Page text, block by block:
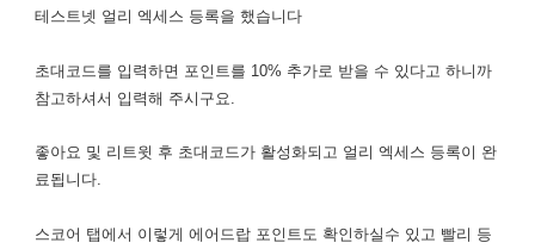
​테스트넷 얼리 엑세스 등록을 했습니다
초대코드를 입력하면 포인트를 10% 추가로 받을 수 있다고 하니까
참고하셔서 입력해 주시구요.
좋아요 및 리트윗 후 초대코드가 활성화되고 얼리 엑세스 등록이 완
료됩니다.
스코어 탭에서 이렇게 에어드랍 포인트도 확인하실수 있고 빨리 등